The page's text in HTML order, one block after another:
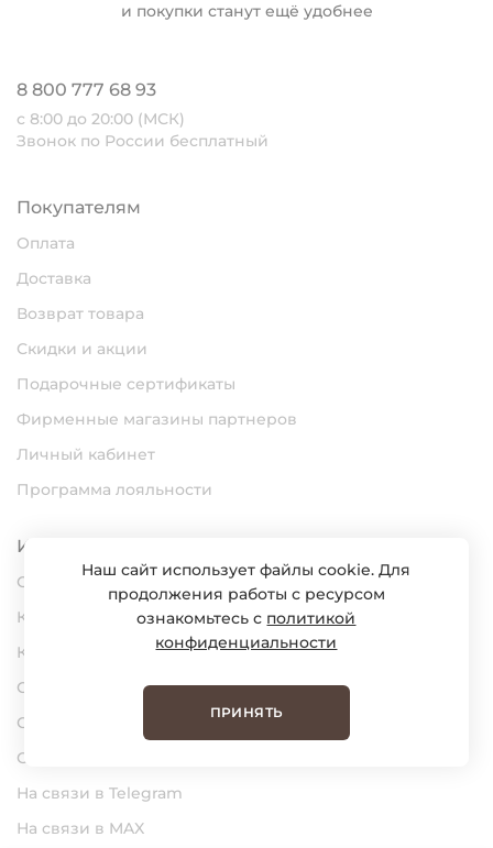
и покупки станут ещё удобнее
8 800 777 68 93
с 8:00 до 20:00 (МСК)
Звонок по России бесплатный
Покупателям
Оплата
Доставка
Возврат товара
Скидки и акции
Подарочные сертификаты
Фирменные магазины партнеров
Личный кабинет
Программа лояльности
Информация
О нас
Карьера
Контакты
Статьи
Сертификаты
Обратная связь
На связи в Telegram
На связи в MAX
Наш сайт использует файлы cookie. Для
продолжения работы с ресурсом
ознакомьтесь с политикой
конфиденциальности
ПРИНЯТЬ